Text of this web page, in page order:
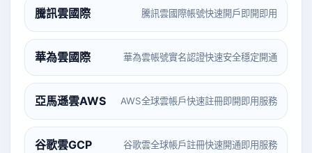
騰訊雲國際 騰訊雲國際帳號快速開戶即開即用
華為雲國際 華為雲帳號實名認證快速安全穩定開通
亞馬遜雲AWS AWS全球雲帳戶快速註冊即開即用服務
谷歌雲GCP 谷歌雲全球帳戶註冊快速開通即用服務